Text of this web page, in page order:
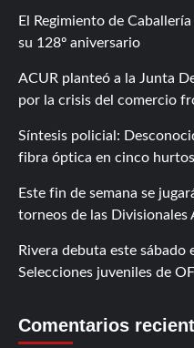
El Regimiento de
su 128º aniversario
ACUR planteó a la Junta
por la crisis del comercio
Síntesis policial:
fibra óptica en cinco hurtos
Este fin de semana se
torneos de las Divisionales
Rivera debuta este sábado
Selecciones juveniles de OFI
Comentarios